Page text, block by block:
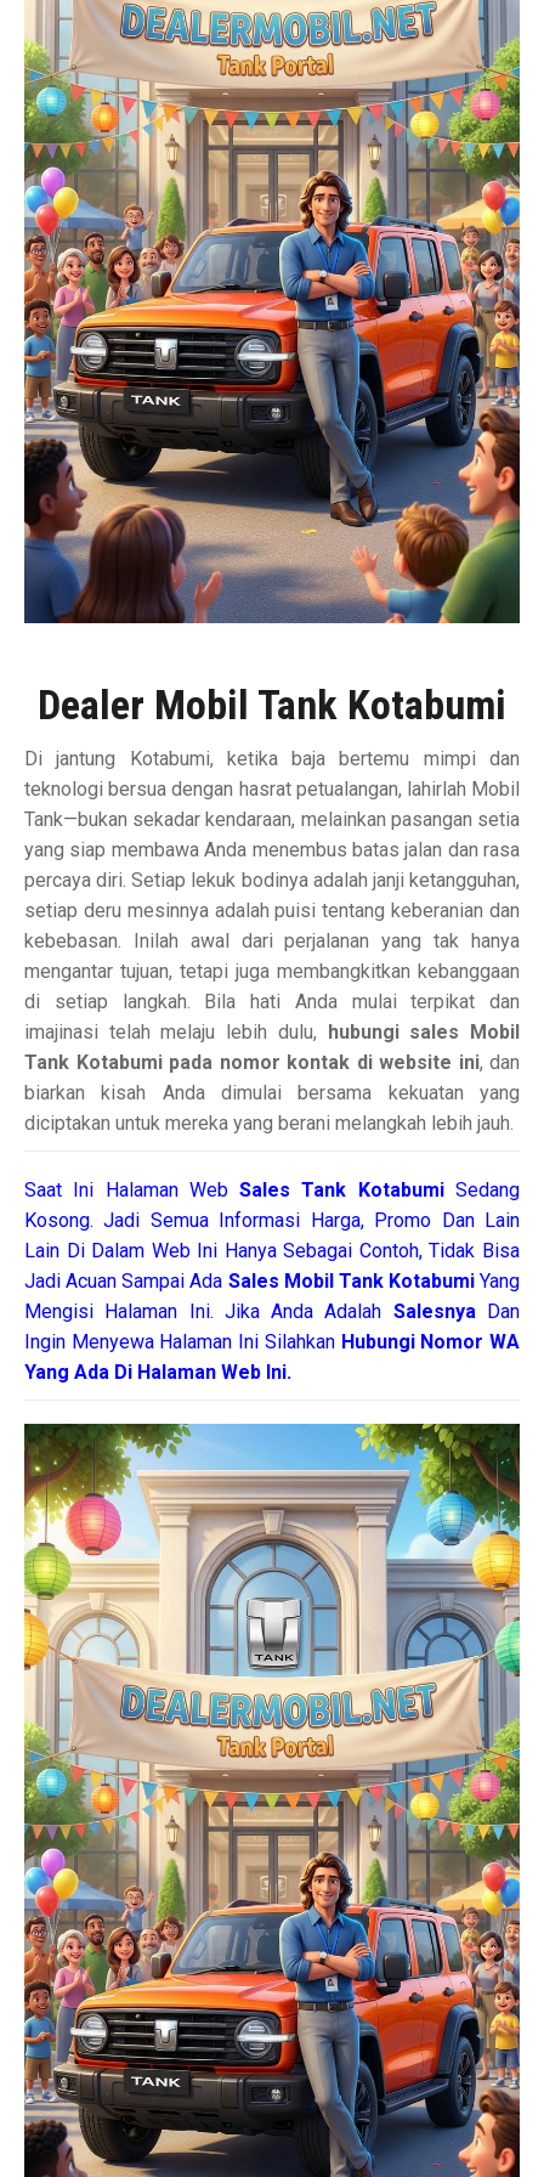
Dealer Mobil Tank Kotabumi
Di jantung Kotabumi, ketika baja bertemu mimpi dan
teknologi bersua dengan hasrat petualangan, lahirlah Mobil
Tank—bukan sekadar kendaraan, melainkan pasangan setia
yang siap membawa Anda menembus batas jalan dan rasa
percaya diri. Setiap lekuk bodinya adalah janji ketangguhan,
setiap deru mesinnya adalah puisi tentang keberanian dan
kebebasan. Inilah awal dari perjalanan yang tak hanya
mengantar tujuan, tetapi juga membangkitkan kebanggaan
di setiap langkah. Bila hati Anda mulai terpikat dan
imajinasi telah melaju lebih dulu,
hubungi sales Mobil
Tank Kotabumi pada nomor kontak di website ini, dan
biarkan kisah Anda dimulai bersama kekuatan yang
diciptakan untuk mereka yang berani melangkah lebih jauh.
Saat Ini Halaman WebSales Tank KotabumiSedang
Kosong. Jadi Semua Informasi Harga, Promo Dan Lain
Lain Di Dalam Web Ini Hanya Sebagai Contoh, Tidak Bisa
Jadi Acuan Sampai Ada Sales Mobil Tank Kotabumi Yang
Mengisi Halaman Ini. Jika Anda Adalah SalesnyaDan
Ingin Menyewa Halaman Ini Silahkan Hubungi Nomor WA
Yang Ada Di Halaman Web Ini.